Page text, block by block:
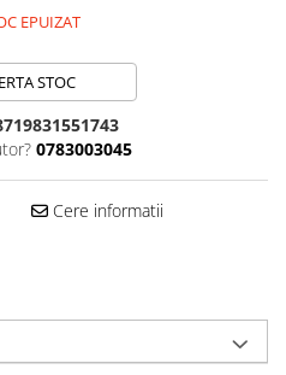
EPUIZAT
STOC
0783003045
Cere informatii